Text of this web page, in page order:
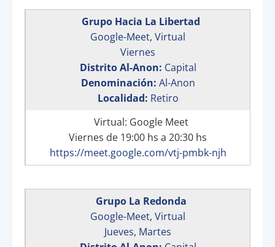
Grupo Hacia La Libertad
Google-Meet, Virtual
Viernes
Distrito Al-Anon: Capital
Denominación: Al-Anon
Localidad: Retiro
Virtual: Google Meet
Viernes de 19:00 hs a 20:30 hs
https://meet.google.com/vtj-pmbk-njh
Grupo La Redonda
Google-Meet, Virtual
Jueves, Martes